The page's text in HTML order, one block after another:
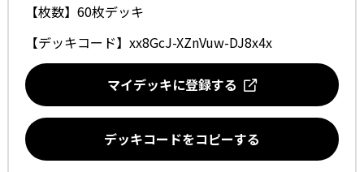
【枚数】60枚デッキ
【デッキコード】 xx8GcJ-XZnVuw-DJ8x4x
マイデッキに登録する
デッキコードをコピーする